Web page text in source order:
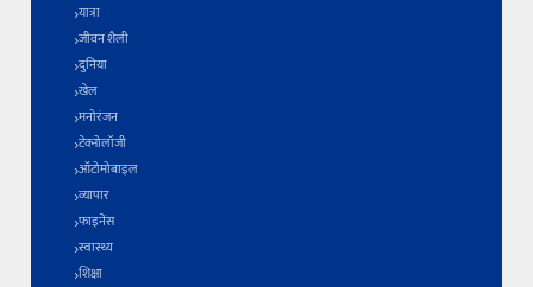
यात्रा
जीवन शैली
दुनिया
खेल
मनोरंजन
टेक्नोलॉजी
ऑटोमोबाइल
व्यापार
फाइनेंस
स्वास्थ्य
शिक्षा